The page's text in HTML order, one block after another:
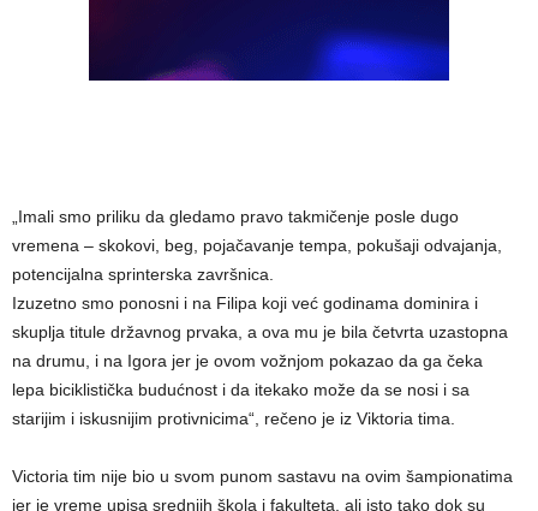
„Imali smo priliku da gledamo pravo takmičenje posle dugo
vremena – skokovi, beg, pojačavanje tempa, pokušaji odvajanja,
potencijalna sprinterska završnica.
Izuzetno smo ponosni i na Filipa koji već godinama dominira i
skuplja titule državnog prvaka, a ova mu je bila četvrta uzastopna
na drumu, i na Igora jer je ovom vožnjom pokazao da ga čeka
lepa biciklistička budućnost i da itekako može da se nosi i sa
starijim i iskusnijim protivnicima“, rečeno je iz Viktoria tima.
Victoria tim nije bio u svom punom sastavu na ovim šampionatima
jer je vreme upisa srednjih škola i fakulteta, ali isto tako dok su